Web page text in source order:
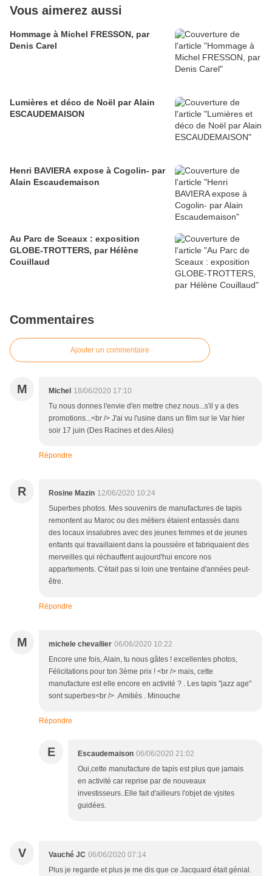
Vous aimerez aussi
Hommage à Michel FRESSON, par
Denis Carel
Lumières et déco de Noël par Alain
ESCAUDEMAISON
Henri BAVIERA expose à Cogolin- par
Alain Escaudemaison
Au Parc de Sceaux : exposition
GLOBE-TROTTERS, par Hélène
Couillaud
Commentaires
Ajouter un commentaire
M Michel 18/06/2020 17:10
Tu nous donnes l'envie d'en mettre chez nous...s'il y a des
promotions...<br /> J'ai vu l'usine dans un film sur le Var hier
soir 17 juin (Des Racines et des Ailes)
Répondre
R Rosine Mazin 12/06/2020 10:24
Superbes photos. Mes souvenirs de manufactures de tapis
remontent au Maroc ou des métiers étaient entassés dans
des locaux insalubres avec des jeunes femmes et de jeunes
enfants qui travaillaient dans la poussière et fabriquaient des
merveilles qui réchauffent aujourd'hui encore nos
appartements. C'était pas si loin une trentaine d'années peut-
être.
Répondre
M michele chevallier 06/06/2020 10:22
Encore une fois, Alain, tu nous gâtes ! excellentes photos,
Félicitations pour ton 3ème prix ! <br /> mais, cette
manufacture est elle encore en activité ? . Les tapis "jazz age"
sont superbes<br /> .Amitiés . Minouche
Répondre
E Escaudemaison 06/06/2020 21:02
Oui,cette manufacture de tapis est plus que jamais
en activité car reprise par de nouveaux
investisseurs..Elle fait d'ailleurs l'objet de vjsites
guidées.
V Vauché JC 06/06/2020 07:14
Plus je regarde et plus je me dis que ce Jacquard était génial.